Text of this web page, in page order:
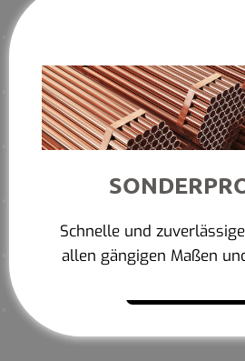
Schnelle und
allen gängigen Maßen